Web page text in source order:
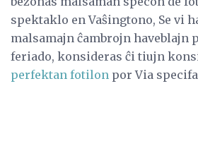
spektaklo en Vaŝingtono, Se vi
malsamajn ĉambrojn haveblajn
feriado, konsideras ĉi tiujn
perfektan fotilon por Via